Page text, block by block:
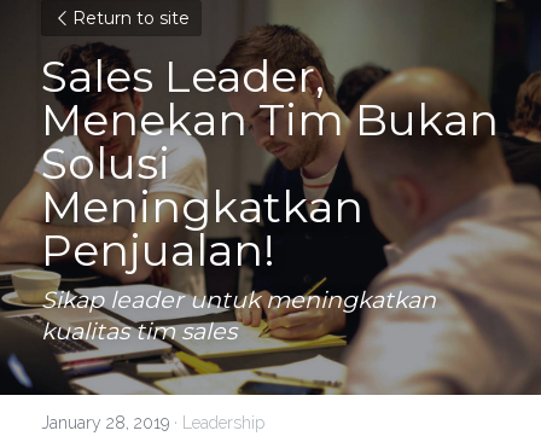
Return to site
Sales Leader,
Menekan Tim Bukan
Solusi
Meningkatkan
Penjualan!
Sikap leader untuk meningkatkan
kualitas tim sales
January 28, 2019 · Leadership